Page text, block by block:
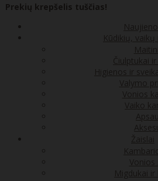
Prekių krepšelis tuščias!
Kūdikių, vaikų
Čiulptukai
Higienos ir
Valymo
Vonios
Vaiko
Žaislai
Migdukai ir